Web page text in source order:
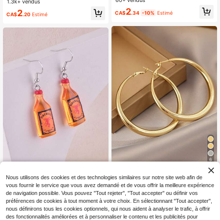
1.3k+ vendus
CA$2.20 Estimé
1 paire de boucles d'oreilles classiq
ues en forme de bouteille de vin 3D
pour femmes, décoration de bijoux
de fête
100+ vendus
CA$2.40
e 2D, nouveaux bijoux de mode pou
r femmes, impression à plat sans cri
nniversaire, fêtes et vacances
CA$2.34 -10% Estimé
6
1 paire de boucles d'oreilles élégant
es dorées simples de style Y2K, bou
cles d'oreilles de luxe surdimension
nées avec un design élégant haut d
e gamme
#3 BEST-SELLERS
de Alliage de fer Boucles d'oreilles créoles pour
700+ vendus
CA$2 .10
Nous utilisons des cookies et des technologies similaires sur notre site web afin de
vous fournir le service que vous avez demandé et de vous offrir la meilleure expérience
de navigation possible. Vous pouvez "Tout rejeter", "Tout accepter" ou définir vos
préférences de cookies à tout moment à votre choix. En sélectionnant "Tout accepter",
nous définirons tous les cookies optionnels, qui nous aident à analyser le trafic, à offrir
des fonctionnalités améliorées et à personnaliser le contenu et les publicités pour